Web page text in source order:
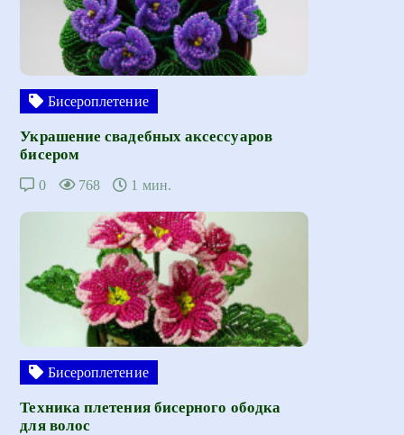
Бисероплетение
Украшение свадебных аксессуаров
бисером
0 768 1 мин.
Бисероплетение
Техника плетения бисерного ободка
для волос